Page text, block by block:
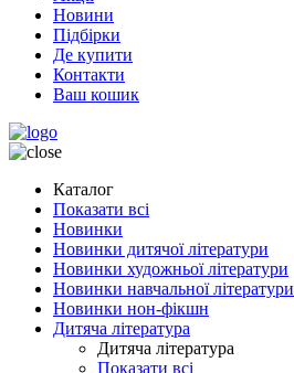
Новини
Підбірки
Де купити
Контакти
Ваш кошик
Каталог
Показати всі
Новинки
Новинки дитячої літератури
Новинки художньої літератури
Новинки навчальної літератури
Новинки нон-фікшн
Дитяча література
Дитяча література
Показати всі